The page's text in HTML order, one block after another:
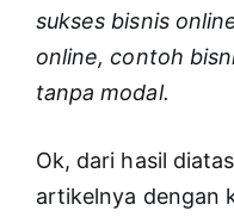
sukses bisnis
online, contoh
tanpa modal.
Ok, dari hasil
artikelnya dengan